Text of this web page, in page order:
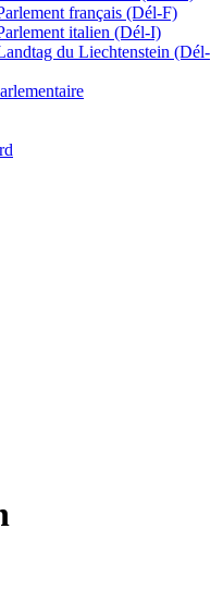
français (Dél-F)
italien (Dél-I)
du Liechtenstein (Dél-